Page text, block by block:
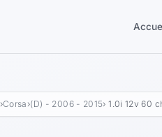
›Corsa ›(D) - 2006 - 2015› 1.0i 12v 60